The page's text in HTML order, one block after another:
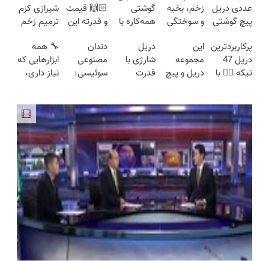
عددی دریل
پیچ گوشتی
(تخفیف به
مدت
محدود)
زخم، بخیه
و سوختگی
هفته!!😍
گوشتی
همه‌کاره با
هوشمند ⚙️
(نصف
قیمت بازار
🙌🏻 قیمت
و قدرته این
میده🔥
شیرازی کرم
ترمیم زخم
ساخت!!!
پرکاربردترین
دریل 47
تیکه 👈🏻 با
این
مجموعه
دریل و پیچ
نصف قیمت
بخر!😉
دریل
شارژی با
قدرت
با گارانتی
تعویض)
دندان
مصنوعی
سوئیسی:
اروپا، سبک
و مقاوم |
پرداخت
قسطی
🔧 همه
ابزارهایی که
نیاز داری،
تخفیف به
مدت
محدود